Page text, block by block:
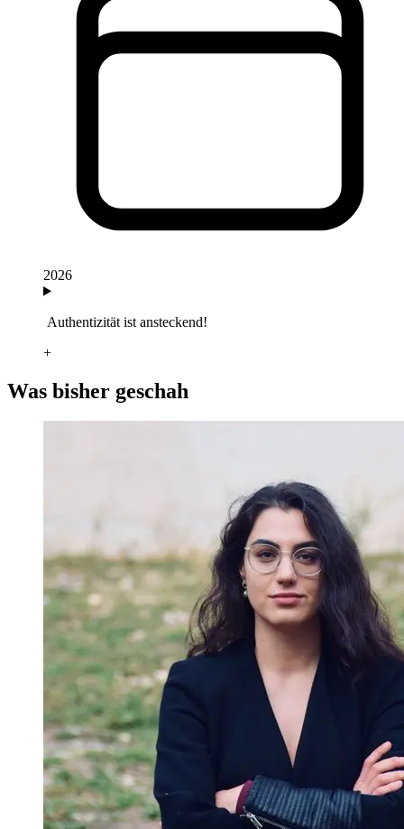
2026
Authentizität ist ansteckend!
+
Was bisher geschah